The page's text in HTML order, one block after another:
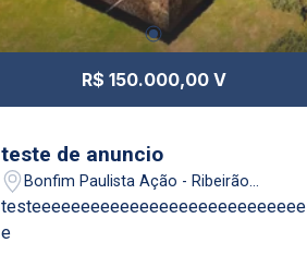
R$ 150.000,00 V
teste de anuncio
Bonfim Paulista Ação - Ribeirão
Preto/SP
testeeeeeeeeeeeeeeeeeeeeeeeeeeee
e